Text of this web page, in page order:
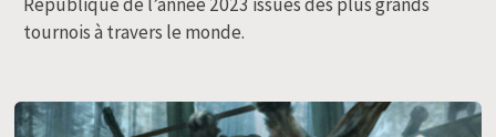
tournois à travers le monde.